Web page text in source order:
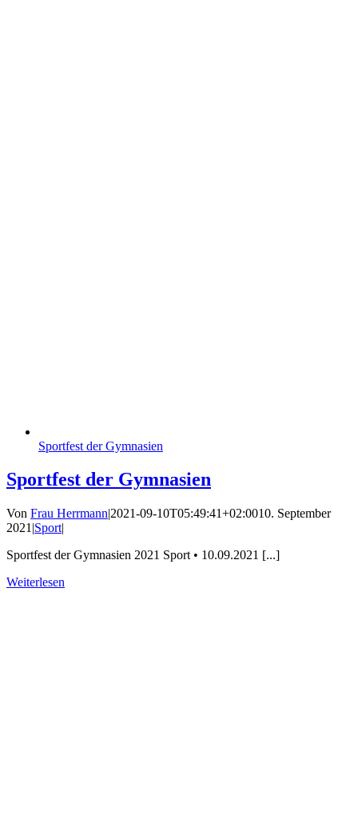
Sportfest der Gymnasien
Sportfest der Gymnasien
Von Frau Herrmann|2021-09-10T05:49:41+02:0010. September
2021 |Sport|
Sportfest der Gymnasien 2021 Sport • 10.09.2021 [...]
Weiterlesen